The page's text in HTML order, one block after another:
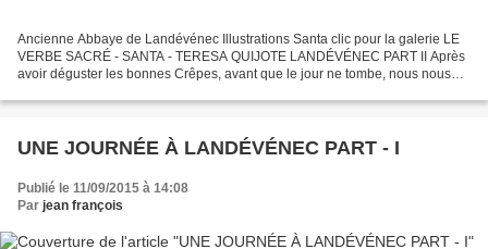
Ancienne Abbaye de Landévénec Illustrations Santa clic pour la galerie LE
VERBE SACRÉ - SANTA - TERESA QUIJOTE LANDÉVÉNEC PART II Après
avoir déguster les bonnes Crêpes, avant que le jour ne tombe, nous nous
UNE JOURNÉE À LANDÉVÉNEC PART - I
Publié le 11/09/2015 à 14:08
Par jean françois